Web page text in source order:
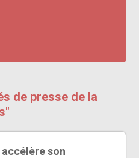
de presse de la
son